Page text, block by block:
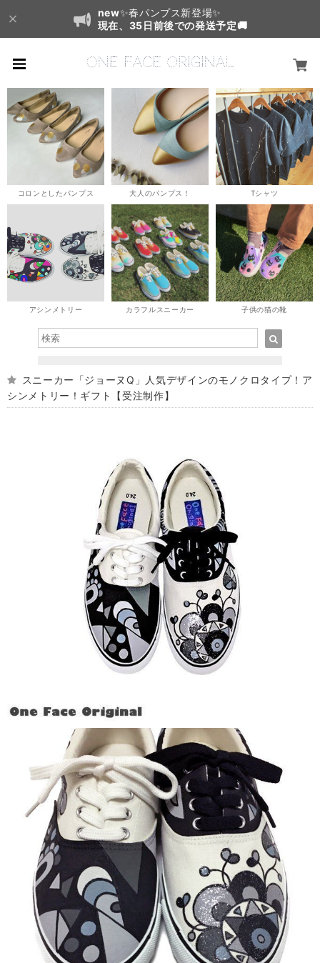
new✨春パンプス新登場✨
現在、35日前後での発送予定🚚
コロンとしたパンプス 大人のパンプス！ Tシャツ
アシンメトリー カラフルスニーカー 子供の猫の靴
スニーカー「ジョーヌQ」人気デザインのモノクロタイプ！ア
シンメトリー！ギフト【受注制作】